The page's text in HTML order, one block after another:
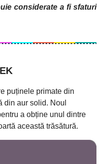
considerate a fi sfaturi
puținele primate din
din aur solid. Noul
a obține unul dintre
această trăsătură.